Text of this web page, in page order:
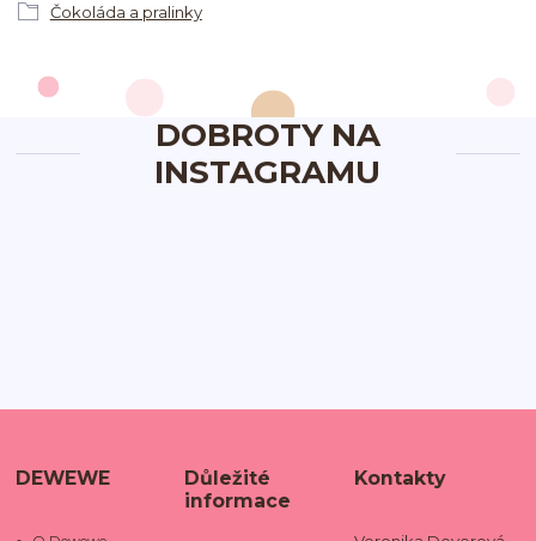
Čokoláda a pralinky
DOBROTY NA
INSTAGRAMU
DEWEWE
Důležité
informace
Kontakty